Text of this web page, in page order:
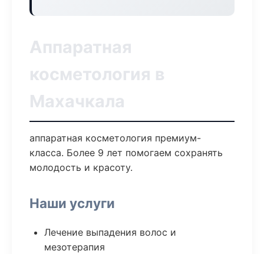
Аппаратная
косметология в
Махачкала
аппаратная косметология премиум-
класса. Более 9 лет помогаем сохранять
молодость и красоту.
Наши услуги
Лечение выпадения волос и
мезотерапия